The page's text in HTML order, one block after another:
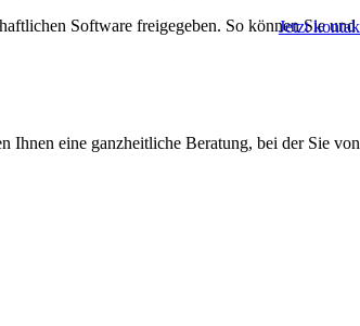
Jetzt
Software freigegeben. So können Sie und
Ihnen eine ganzheitliche Beratung, bei der Sie von